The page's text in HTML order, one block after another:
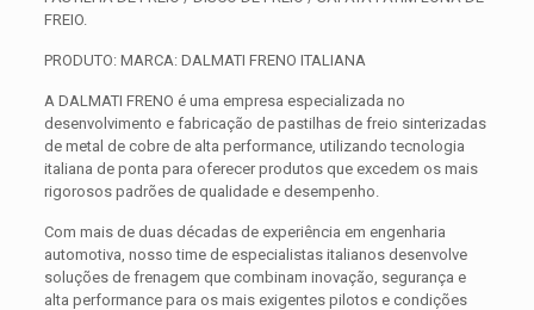
FREIO.
PRODUTO: MARCA: DALMATI FRENO ITALIANA
A DALMATI FRENO é uma empresa especializada no
desenvolvimento e fabricação de pastilhas de freio sinterizadas
de metal de cobre de alta performance, utilizando tecnologia
italiana de ponta para oferecer produtos que excedem os mais
rigorosos padrões de qualidade e desempenho.
Com mais de duas décadas de experiência em engenharia
automotiva, nosso time de especialistas italianos desenvolve
soluções de frenagem que combinam inovação, segurança e
alta performance para os mais exigentes pilotos e condições